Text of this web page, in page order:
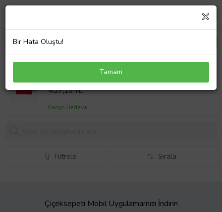
Pj maskeliler Owlette baskılı pamuklu kumaş çocuk
sweatshirt (Kırmızı)
Sepet Fiyatı
437,16 TL
Kargo Bedava
Filtrele Sırala
Çiçeksepeti Mobil Uygulamamızı İndirin
Bir Hata Oluştu!
Tamam